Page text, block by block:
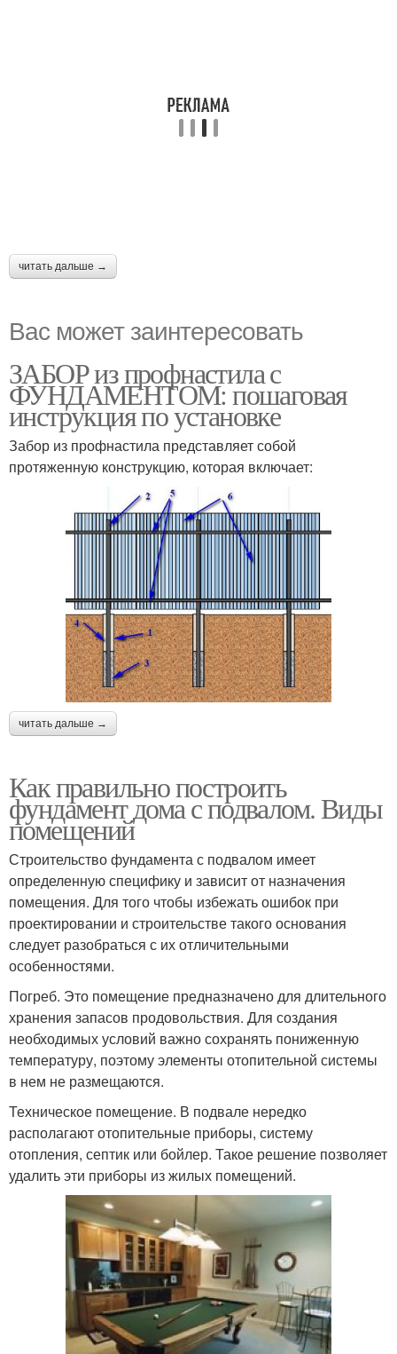
читать дальше →
Вас может заинтересовать
ЗАБОР из профнастила с
ФУНДАМЕНТОМ: пошаговая
инструкция по установке
Забор из профнастила представляет собой
протяженную конструкцию, которая включает:
читать дальше →
Как правильно построить
фундамент дома с подвалом. Виды
помещений
Строительство фундамента с подвалом имеет
определенную специфику и зависит от назначения
помещения. Для того чтобы избежать ошибок при
проектировании и строительстве такого основания
следует разобраться с их отличительными
особенностями.
Погреб. Это помещение предназначено для длительного
хранения запасов продовольствия. Для создания
необходимых условий важно сохранять пониженную
температуру, поэтому элементы отопительной системы
в нем не размещаются.
Техническое помещение. В подвале нередко
располагают отопительные приборы, систему
отопления, септик или бойлер. Такое решение позволяет
удалить эти приборы из жилых помещений.